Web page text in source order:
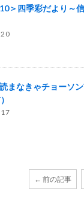
＞四季彩だより～
まなきゃチョーソ
← 前の記事